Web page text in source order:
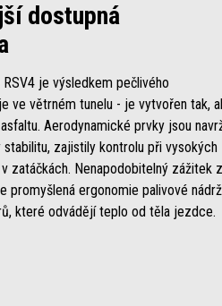
dostupná
je výsledkem pečlivého
ve větrném tunelu - je vytvořen tak,
Aerodynamické prvky jsou
stabilitu, zajistily kontrolu při vysokých
zatáčkách. Nenapodobitelný zážitek z
promyšlená ergonomie palivové
které odvádějí teplo od těla jezdce.